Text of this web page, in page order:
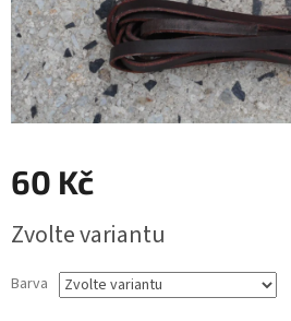
60 Kč
cena:
Zvolte variantu
Barva